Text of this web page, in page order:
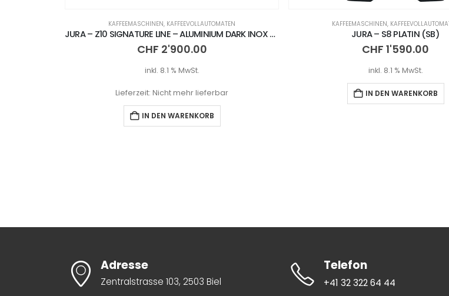
KAFFEEMASCHINEN, KAFFEEVOLLAUTOMATEN
JURA – Z10 SIGNATURE LINE – ALUMINIUM DARK INOX (SA)
CHF 2'900.00
inkl. 8.1 % MwSt.
Lieferzeit: Nicht mehr lieferbar
IN DEN WARENKORB
KAFFEEMASCHINEN,
JURA – S8 PLATIN (SB)
CHF 1'590.00
inkl. 8.1 % MwSt.
IN DEN WARENKORB
Adresse
Zentralstrasse 103, 2503 Biel
Telefon
+41 32 322 64 44